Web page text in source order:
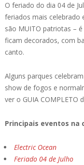
O feriado do dia 04 de
feriados mais celebrado
são MUITO patriotas –
ficam decorados, com
canto.
Alguns parques
show de fogos e
ver o GUIA COMPLETO
Principais eventos na
Electric Ocean
Feriado 04 de Julho